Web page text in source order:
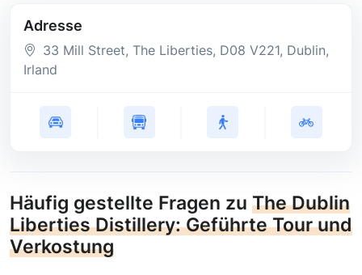
Adresse
33 Mill Street, The Liberties, D08 V221, Dublin,
Irland
Häufig gestellte Fragen zu The Dublin
Liberties Distillery: Geführte Tour und
Verkostung